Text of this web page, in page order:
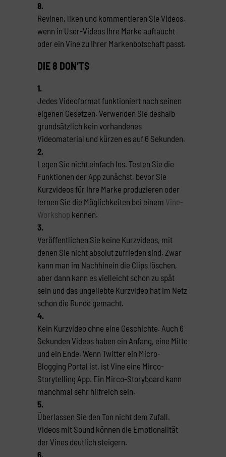
8.
Revinen, liken und kommentieren Sie Videos,
wenn in User-Videos Ihre Marke auftaucht
oder ein Vine zu Ihrer Markenbotschaft passt.
DIE 8 DON‘TS
1.
Jedes Videoformat funktioniert nach seinen
eigenen Gesetzen. Verwenden Sie deshalb
grundsätzlich kein vorhandenes
Videomaterial und kürzen es auf 6 Sekunden.
2.
Legen Sie nicht einfach los. Testen Sie die
Funktionen der App zunächst, bevor Sie
Kurzvideos für Ihre Marke produzieren oder
lernen Sie die Möglichkeiten bei einem Vine-
Workshop kennen.
3.
Veröffentlichen Sie keine Kurzvideos, mit
denen Sie nicht absolut zufrieden sind. Zwar
kann man im Nachhinein die Clips löschen,
aber dann kann es vielleicht schon zu spät
sein und das ungeliebte Kurzvideo hat im Netz
schon die Runde gemacht.
4.
Kein Kurzvideo ohne eine Geschichte. Auch 6
Sekunden Videos haben ein Anfang, eine Mitte
und ein Ende. Wenn Twitter ein Micro-
Blogging Portal ist, ist Vine eine Mirco-
Storytelling App. Ein Mirco-Storyboard kann
manchmal sehr hilfreich sein.
5.
Überlassen Sie den Ton nicht dem Zufall.
Videos mit Sound können die Emotionalität
der Vines deutlich steigern.
6.